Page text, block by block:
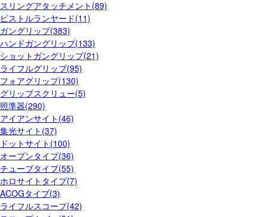
スリングアタッチメント(89)
ピストルランヤード(11)
ガングリップ(383)
ハンドガングリップ(133)
ショットガングリップ(21)
ライフルグリップ(95)
フォアグリップ(130)
グリップスクリュー(5)
照準器(290)
アイアンサイト(46)
集光サイト(37)
ドットサイト(100)
オープンタイプ(36)
チューブタイプ(55)
ホロサイトタイプ(7)
ACOGタイプ(3)
ライフルスコープ(42)